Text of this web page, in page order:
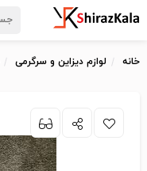
خانه لوازم دیزاین و سرگرمی